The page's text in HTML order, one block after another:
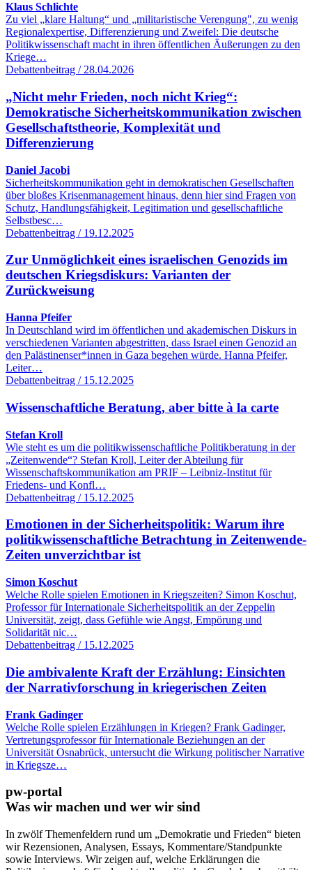
Klaus Schlichte
Zu viel „klare Haltung“ und „militaristische Verengung", zu wenig
Regionalexpertise, Differenzierung und Zweifel: Die deutsche
Politikwissenschaft macht in ihren öffentlichen Äußerungen zu den
Kriege…
Debattenbeitrag / 28.04.2026
„Nicht mehr Frieden, noch nicht Krieg“:
Demokratische Sicherheitskommunikation zwischen
Gesellschaftstheorie, Komplexität und
Differenzierung
Daniel Jacobi
Sicherheitskommunikation geht in demokratischen Gesellschaften
über bloßes Krisenmanagement hinaus, denn hier sind Fragen von
Schutz, Handlungsfähigkeit, Legitimation und gesellschaftliche
Selbstbesc…
Debattenbeitrag / 19.12.2025
Zur Unmöglichkeit eines israelischen Genozids im
deutschen Kriegsdiskurs: Varianten der
Zurückweisung
Hanna Pfeifer
In Deutschland wird im öffentlichen und akademischen Diskurs in
verschiedenen Varianten abgestritten, dass Israel einen Genozid an
den Palästinenser*innen in Gaza begehen würde. Hanna Pfeifer,
Leiter…
Debattenbeitrag / 15.12.2025
Wissenschaftliche Beratung, aber bitte à la carte
Stefan Kroll
Wie steht es um die politikwissenschaftliche Politikberatung in der
„Zeitenwende“? Stefan Kroll, Leiter der Abteilung für
Wissenschaftskommunikation am PRIF – Leibniz-Institut für
Friedens- und Konfl…
Debattenbeitrag / 15.12.2025
Emotionen in der Sicherheitspolitik: Warum ihre
politikwissenschaftliche Betrachtung in Zeitenwende-
Zeiten unverzichtbar ist
Simon Koschut
Welche Rolle spielen Emotionen in Kriegszeiten? Simon Koschut,
Professor für Internationale Sicherheitspolitik an der Zeppelin
Universität, zeigt, dass Gefühle wie Angst, Empörung und
Solidarität nic…
Debattenbeitrag / 15.12.2025
Die ambivalente Kraft der Erzählung: Einsichten
der Narrativforschung in kriegerischen Zeiten
Frank Gadinger
Welche Rolle spielen Erzählungen in Kriegen? Frank Gadinger,
Vertretungsprofessor für Internationale Beziehungen an der
Universität Osnabrück, untersucht die Wirkung politischer Narrative
in Kriegsze…
pw-portal
Was wir machen und wer wir sind
In zwölf Themenfeldern rund um „Demokratie und Frieden“ bieten
wir Rezensionen, Analysen, Essays, Kommentare/Standpunkte
sowie Interviews. Wir zeigen auf, welche Erklärungen die